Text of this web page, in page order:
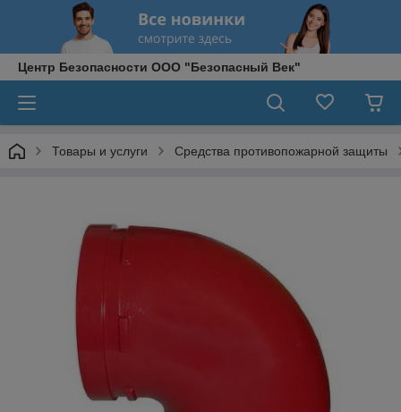
Центр Безопасности ООО "Безопасный Век"
Товары и услуги Средства противопожарной защиты